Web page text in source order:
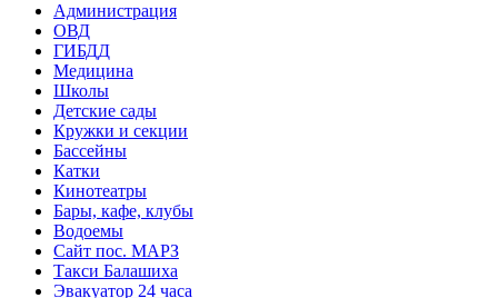
Администрация
ОВД
ГИБДД
Медицина
Школы
Детские сады
Кружки и секции
Бассейны
Катки
Кинотеатры
Бары, кафе, клубы
Водоемы
Сайт пос. МАРЗ
Такси Балашиха
Эвакуатор 24 часа